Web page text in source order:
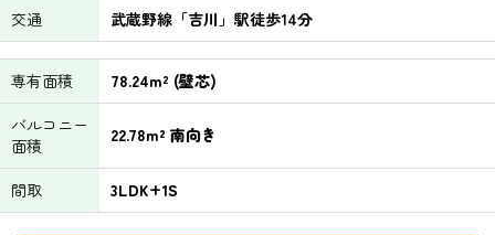
交通 武蔵野線「吉川」駅徒歩14分
専有面積
78.24m² (壁芯)
バルコニー
面積
22.78m² 南向き
間取 3LDK+1S